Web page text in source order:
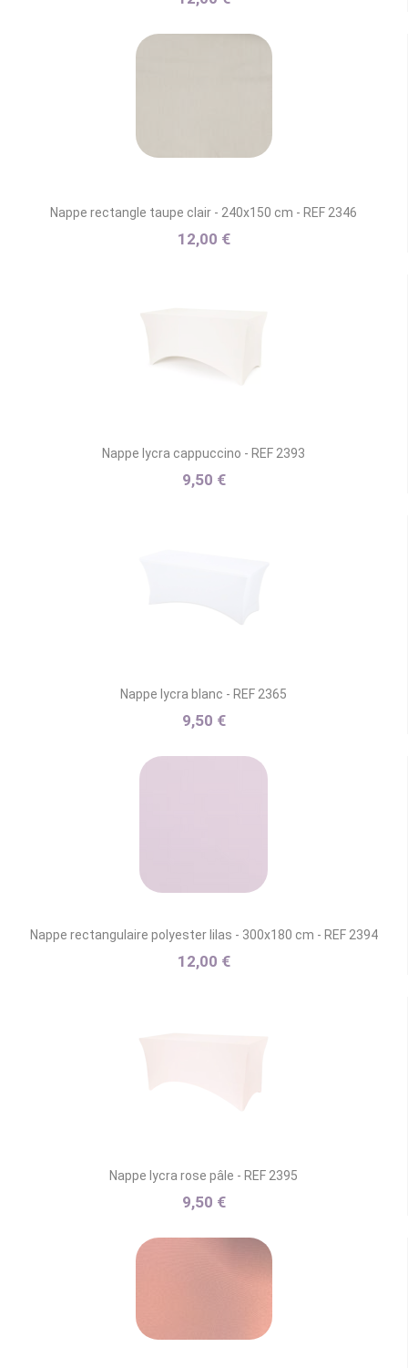
Nappe rectangle taupe clair - 240x150 cm - REF 2346
12,00 €
Nappe lycra cappuccino - REF 2393
9,50 €
Nappe lycra blanc - REF 2365
9,50 €
Nappe rectangulaire polyester lilas - 300x180 cm - REF 2394
12,00 €
Nappe lycra rose pâle - REF 2395
9,50 €